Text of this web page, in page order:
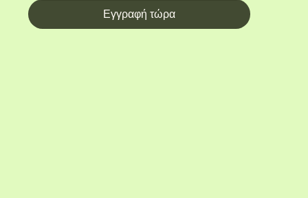
Εγγραφή τώρα